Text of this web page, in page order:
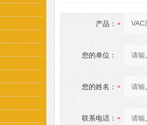
产品：
您的单位：
您的姓名：
联系电话：